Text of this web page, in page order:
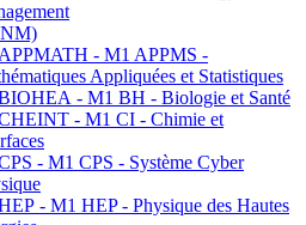
- M1 APPMS -
Appliquées et Statistiques
- M1 BH - Biologie et Santé
- M1 CI - Chimie et
- M1 CPS - Système Cyber
- M1 HEP - Physique des Hautes